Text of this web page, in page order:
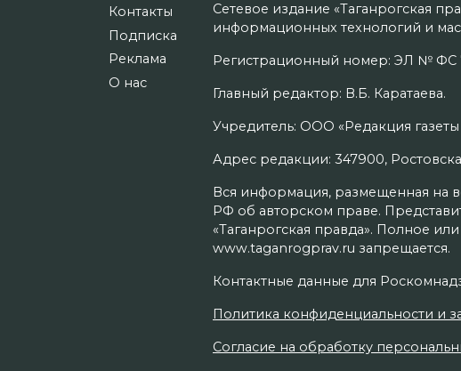
Контакты
Подписка
Реклама
О нас
Сетевое издание «Таганрогская
информационных технологий и
Регистрационный номер: ЭЛ № ФС
Главный редактор: В.Б. Каратаева.
Учредитель: ООО «Редакция газеты
Адрес редакции: 347900,
Вся информация, размещенная на
РФ об авторском праве.
«Таганрогская правда». Полное
www.taganrogprav.ru запрещается.
Контактные данные для
Политика конфиденциальности и
Согласие на обработку